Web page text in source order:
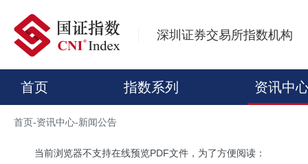
深圳证券交易所指数机构
首页 指数系列 资讯中
首页-资讯中心-新闻公告
当前浏览器不支持在线预览PDF文件，为了方便阅读：